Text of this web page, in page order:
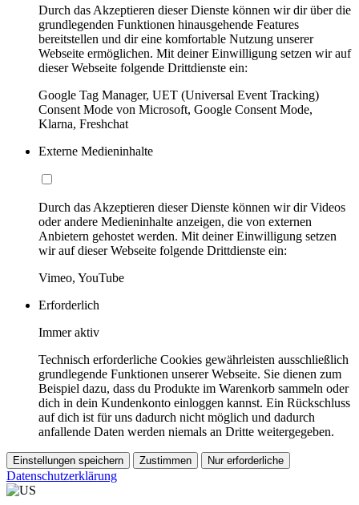
Durch das Akzeptieren dieser Dienste können wir dir über die
grundlegenden Funktionen hinausgehende Features
bereitstellen und dir eine komfortable Nutzung unserer
Webseite ermöglichen. Mit deiner Einwilligung setzen wir auf
dieser Webseite folgende Drittdienste ein:
Google Tag Manager, UET (Universal Event Tracking)
Consent Mode von Microsoft, Google Consent Mode,
Klarna, Freshchat
Externe Medieninhalte
Durch das Akzeptieren dieser Dienste können wir dir Videos
oder andere Medieninhalte anzeigen, die von externen
Anbietern gehostet werden. Mit deiner Einwilligung setzen
wir auf dieser Webseite folgende Drittdienste ein:
Vimeo, YouTube
Erforderlich
Immer aktiv
Technisch erforderliche Cookies gewährleisten ausschließlich
grundlegende Funktionen unserer Webseite. Sie dienen zum
Beispiel dazu, dass du Produkte im Warenkorb sammeln oder
dich in dein Kundenkonto einloggen kannst. Ein Rückschluss
auf dich ist für uns dadurch nicht möglich und dadurch
anfallende Daten werden niemals an Dritte weitergegeben.
Einstellungen speichern Zustimmen Nur erforderliche
Datenschutzerklärung